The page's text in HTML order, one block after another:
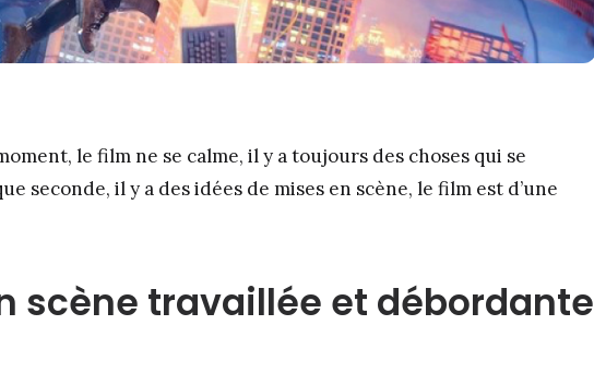
le film ne se calme, il y a toujours des choses qui se
seconde, il y a des idées de mises en scène, le film est d’une
scène travaillée et débordante